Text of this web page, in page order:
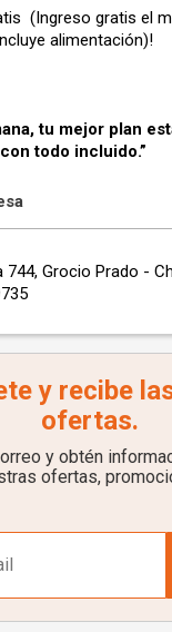
(Ingreso gratis el
alimentación)!
tu mejor plan
todo incluido.”
744, Grocio Prado -
y recibe
ofertas.
y obtén
ofertas,